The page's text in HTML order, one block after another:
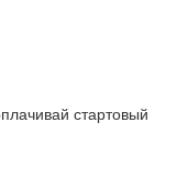
стартовый